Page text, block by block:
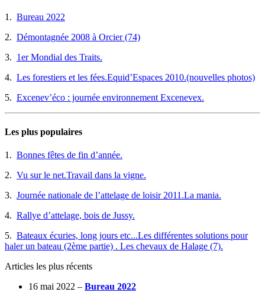
1. Bureau 2022
2. Démontagnée 2008 à Orcier (74)
3. 1er Mondial des Traits.
4. Les forestiers et les fées.Equid’Espaces 2010.(nouvelles photos)
5. Excenev’éco : journée environnement Excenevex.
Les plus populaires
1. Bonnes fêtes de fin d’année.
2. Vu sur le net.Travail dans la vigne.
3. Journée nationale de l’attelage de loisir 2011.La mania.
4. Rallye d’attelage, bois de Jussy.
5. Bateaux écuries, long jours etc...Les différentes solutions pour
haler un bateau (2ème partie) . Les chevaux de Halage (7).
Articles les plus récents
16 mai 2022 – Bureau 2022